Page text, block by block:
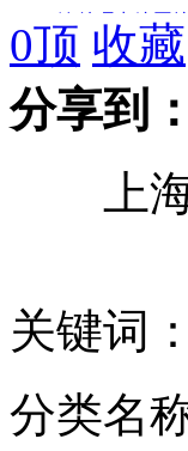
澳总理出镜恶
80后小夫妻出
女子穿羽绒服
山西运城恶犬
0顶 收藏
分享到：
上海
关键词
分类名